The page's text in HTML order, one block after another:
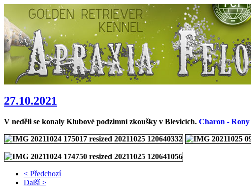
27.10.2021
V neděli se konaly Klubové podzimní zkoušky v Blevicích. Charon - Rony
< Předchozí
Další >